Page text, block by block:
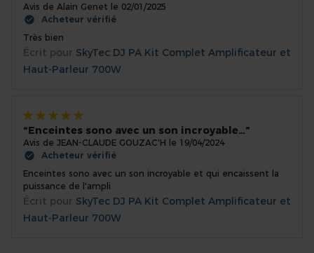
100%
Avis de Alain Genet le 02/01/2025
Acheteur vérifié
Très bien
Écrit pour SkyTec DJ PA Kit Complet Amplificateur et
Haut-Parleur 700W
100%
Enceintes sono avec un son incroyable…
Avis de JEAN-CLAUDE GOUZAC'H le 19/04/2024
Acheteur vérifié
Enceintes sono avec un son incroyable et qui encaissent la
puissance de l'ampli
Écrit pour SkyTec DJ PA Kit Complet Amplificateur et
Haut-Parleur 700W